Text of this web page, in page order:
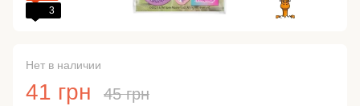
3
Нет в наличии
41 грн 45 грн